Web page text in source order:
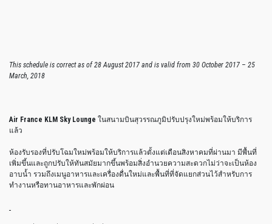
This schedule is correct as of 28 August 2017 and is valid from 30 October 2017 – 25
March, 2018
Air France KLM Sky Lounge ในสนามบินสุวรรณภูมิปรับปรุงใหม่พร้อมให้บริการ
แล้ว
ห้องรับรองที่ปรับโฉมใหม่พร้อมให้บริการแล้วตั้งแต่เดือนสิงหาคมที่ผ่านมา มีพื้นที่
เพิ่มขึ้นและถูกปรับให้ทันสมัยมากขึ้นพร้อมสิ่งอำนวยความสะดวกไม่ว่าจะเป็นห้อง
อาบน้ำ รวมถึงเมนูอาหารและเครื่องดื่นใหม่และพื้นที่ที่จัดแยกส่วนไว้สำหรับการ
ทำงานหรือทานอาหารและพักผ่อน